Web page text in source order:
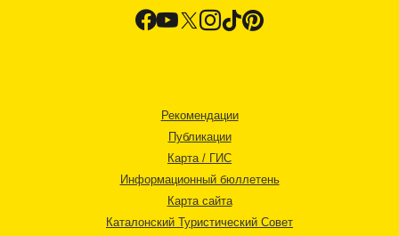
Рекомендации
Публикации
Карта / ГИС
Информационный бюллетень
Карта сайта
Каталонский Туристический Совет